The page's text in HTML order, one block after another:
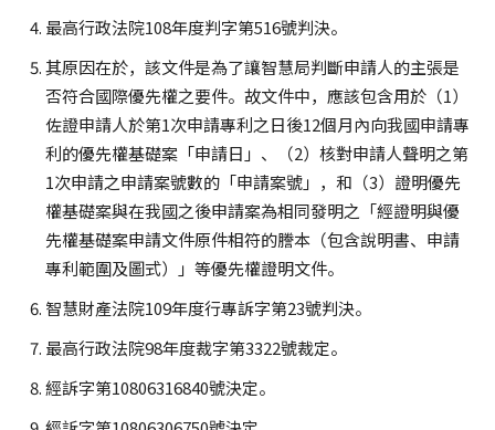
最高行政法院108年度判字第516號判決。
其原因在於，該文件是為了讓智慧局判斷申請人的主張是
否符合國際優先權之要件。故文件中，應該包含用於（1）
佐證申請人於第1次申請專利之日後12個月內向我國申請專
利的優先權基礎案「申請日」、（2）核對申請人聲明之第
1次申請之申請案號數的「申請案號」，和（3）證明優先
權基礎案與在我國之後申請案為相同發明之「經證明與優
先權基礎案申請文件原件相符的謄本（包含說明書、申請
專利範圍及圖式）」等優先權證明文件。
智慧財產法院109年度行專訴字第23號判決。
最高行政法院98年度裁字第3322號裁定。
經訴字第10806316840號決定。